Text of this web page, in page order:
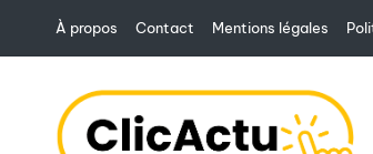
Skip
content
À propos Contact Mentions légales